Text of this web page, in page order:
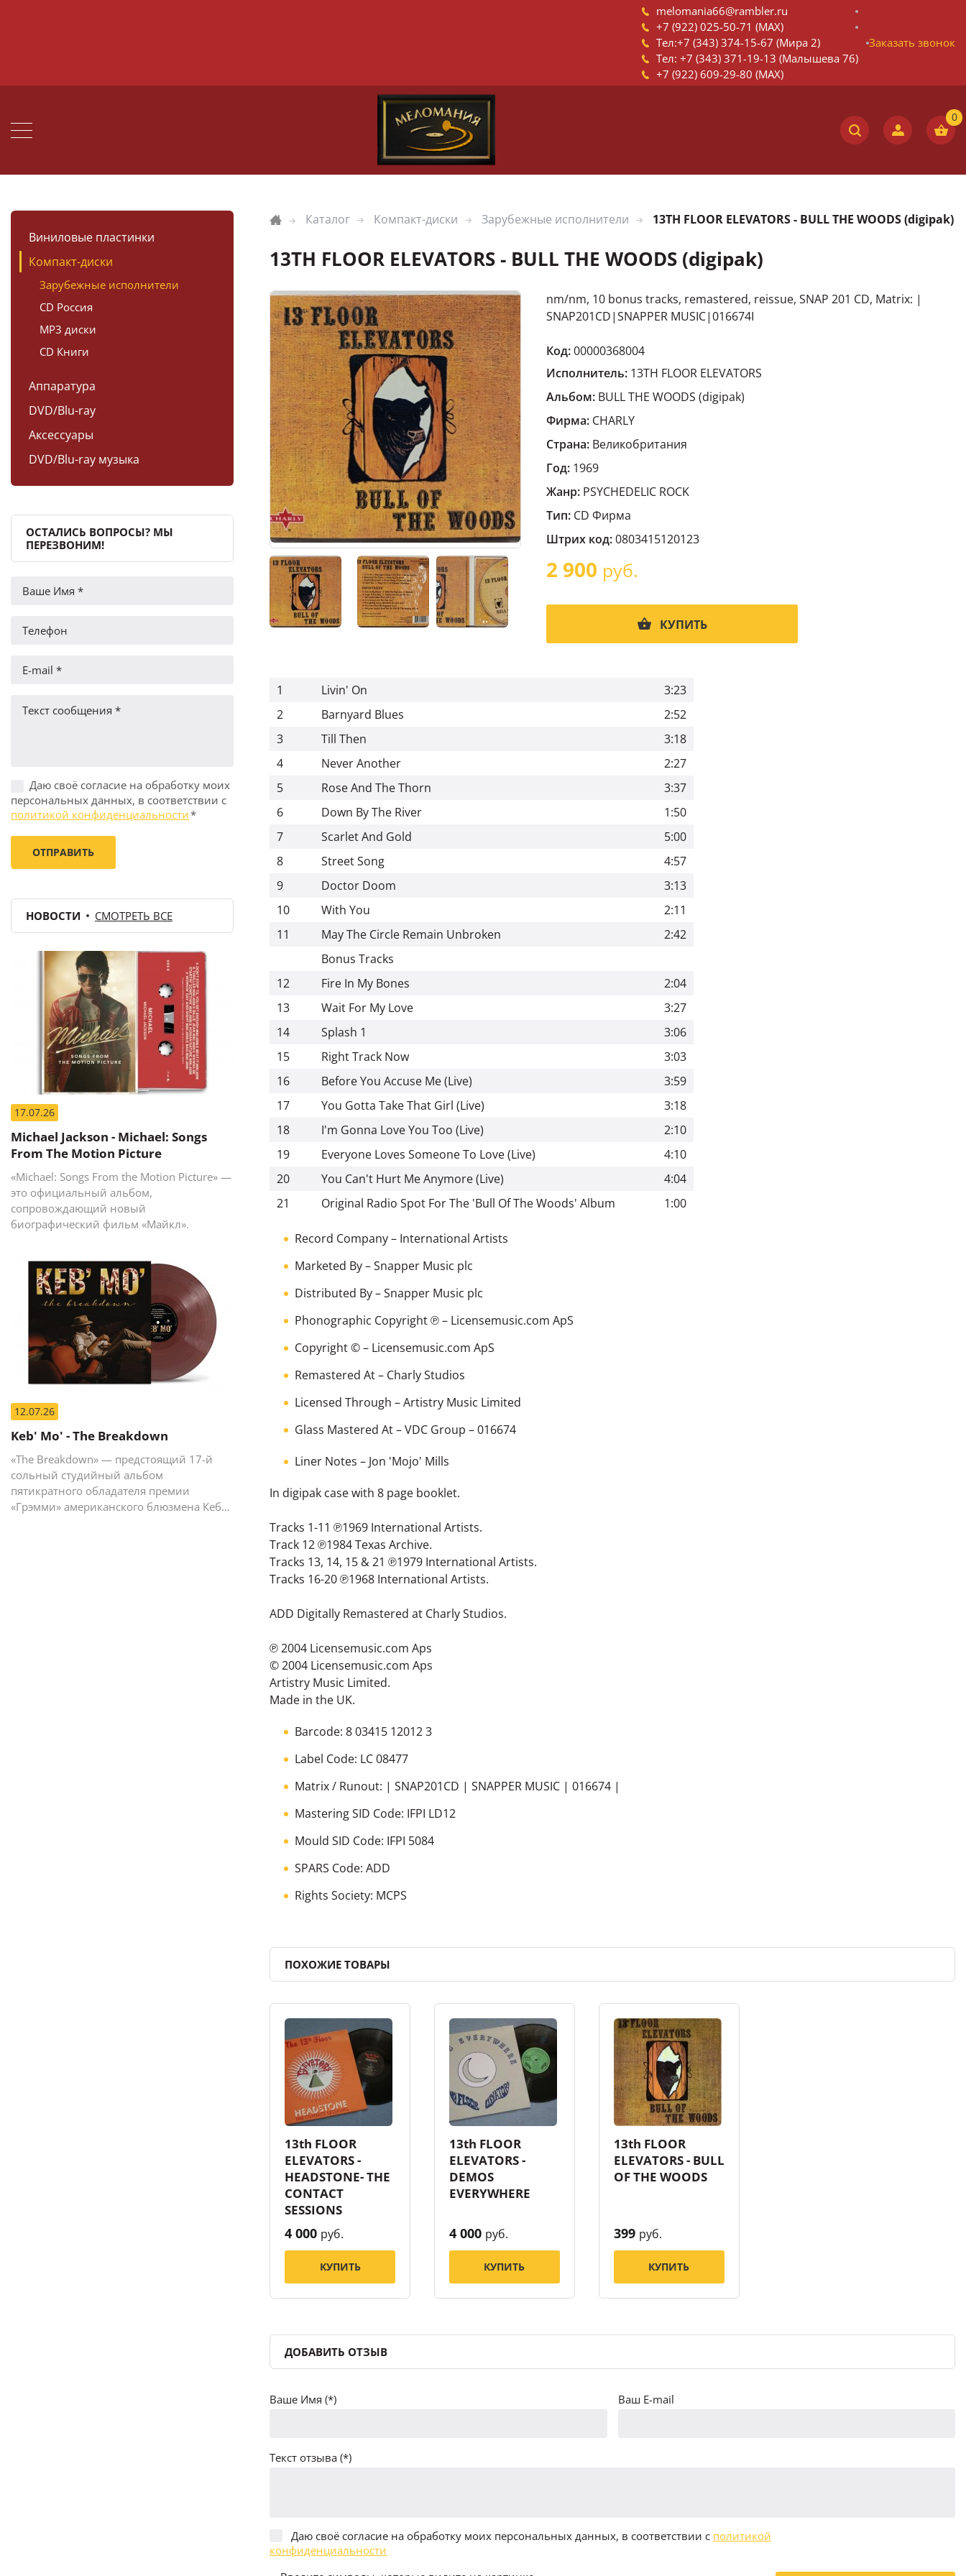
melomania66@rambler.ru
+7 (922) 025-50-71 (MAX)
Тел:+7 (343) 374-15-67 (Мира 2)
Тел: +7 (343) 371-19-13 (Малышева 76)
+7 (922) 609-29-80 (MAX)
Заказать звонок
Виниловые пластинки
Компакт-диски
Зарубежные исполнители
CD Россия
MP3 диски
CD Книги
Аппаратура
DVD/Blu-ray
Аксессуары
DVD/Blu-ray музыка
ОСТАЛИСЬ ВОПРОСЫ? МЫ
ПЕРЕЗВОНИМ!
Даю своё согласие на обработку моих
персональных данных, в соответствии с
политикой конфиденциальности*
НОВОСТИ СМОТРЕТЬ ВСЕ
17.07.26
Michael Jackson - Michael: Songs
From The Motion Picture
«Michael: Songs From the Motion Picture» —
это официальный альбом,
сопровождающий новый
биографический фильм «Майкл».
12.07.26
Keb' Mo' - The Breakdown
«The Breakdown» — предстоящий 17-й
сольный студийный альбом
пятикратного обладателя премии
«Грэмми» американского блюзмена Кеба
Каталог Компакт-диски Зарубежные исполнители 13TH FLOOR ELEVATORS - BULL THE WOODS (digipak)
13TH FLOOR ELEVATORS - BULL THE WOODS (digipak)
nm/nm, 10 bonus tracks, remastered, reissue, SNAP 201 CD, Matrix: |
SNAP201CD|SNAPPER MUSIC|016674I
Код:00000368004
Исполнитель: 13TH FLOOR ELEVATORS
Альбом: BULL THE WOODS (digipak)
Фирма: CHARLY
Страна: Великобритания
Год: 1969
Жанр: PSYCHEDELIC ROCK
Тип: CD Фирма
Штрих код:0803415120123
2 900 руб.
КУПИТЬ
1 Livin' On
3:23
2
Barnyard Blues
2:52
3
Till Then
3:18
4
Never Another
2:27
5
Rose And The Thorn
3:37
6
Down By The River
1:50
7
Scarlet And Gold
5:00
8
Street Song
4:57
9
Doctor Doom
3:13
10
With You
2:11
11
May The Circle Remain Unbroken
2:42
Bonus Tracks
12
Fire In My Bones
2:04
13
Wait For My Love
3:27
14
Splash 1
3:06
15
Right Track Now
3:03
16
Before You Accuse Me (Live)
3:59
17
You Gotta Take That Girl (Live)
3:18
18
I'm Gonna Love You Too (Live)
2:10
19
Everyone Loves Someone To Love (Live)
4:10
20
You Can't Hurt Me Anymore (Live)
4:04
21
Original Radio Spot For The 'Bull Of The Woods' Album 1:00
Record Company – International Artists
Marketed By – Snapper Music plc
Distributed By – Snapper Music plc
Phonographic Copyright ℗ – Licensemusic.com ApS
Copyright © – Licensemusic.com ApS
Remastered At – Charly Studios
Licensed Through – Artistry Music Limited
Glass Mastered At – VDC Group – 016674
Liner Notes – Jon 'Mojo' Mills
In digipak case with 8 page booklet.
Tracks 1-11 ℗1969 International Artists.
Track 12 ℗1984 Texas Archive.
Tracks 13, 14, 15 & 21 ℗1979 International Artists.
Tracks 16-20 ℗1968 International Artists.
ADD Digitally Remastered at Charly Studios.
℗ 2004 Licensemusic.com Aps
© 2004 Licensemusic.com Aps
Artistry Music Limited.
Made in the UK.
Barcode: 8 03415 12012 3
Label Code: LC 08477
Matrix / Runout: | SNAP201CD | SNAPPER MUSIC | 016674 |
Mastering SID Code: IFPI LD12
Mould SID Code: IFPI 5084
SPARS Code: ADD
Rights Society: MCPS
ПОХОЖИЕ ТОВАРЫ
13th FLOOR
ELEVATORS -
HEADSTONE- THE
CONTACT
SESSIONS
4 000 руб.
КУПИТЬ
13th FLOOR
ELEVATORS -
DEMOS
EVERYWHERE
4 000 руб.
КУПИТЬ
13th FLOOR
ELEVATORS - BULL
OF THE WOODS
399 руб.
КУПИТЬ
ДОБАВИТЬ ОТЗЫВ
Ваше Имя (*) Ваш E-mail
Текст отзыва (*)
Даю своё согласие на обработку моих персональных данных, в соответствии с политикой
конфиденциальности